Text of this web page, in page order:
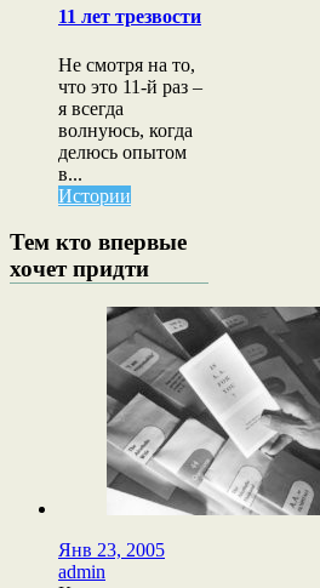
лет
11 лет трезвости
Не смотря на то,
что это 11-й раз –
я всегда
волнуюсь, когда
делюсь опытом
в...
Истории
Тем кто впервые
хочет придти
Янв 23, 2005
admin